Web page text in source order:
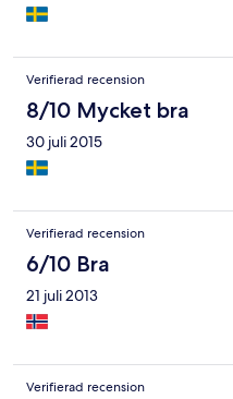
Verifierad recension
8/10 Mycket bra
30 juli 2015
Verifierad recension
6/10 Bra
21 juli 2013
Verifierad recension